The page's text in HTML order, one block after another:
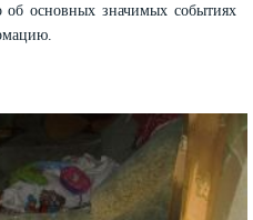
об основных значимых событиях